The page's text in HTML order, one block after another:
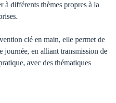
à différents thèmes propres à la
clé en main, elle permet de
journée, en alliant transmission de
avec des thématiques